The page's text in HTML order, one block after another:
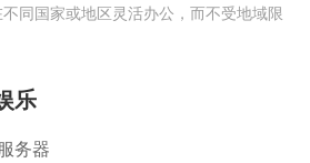
同国家或地区灵活办公，而不受地域限
乐
务器